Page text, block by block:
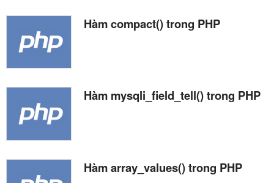
Hàm compact() trong PHP
Hàm mysqli_field_tell() trong PHP
Hàm array_values() trong PHP